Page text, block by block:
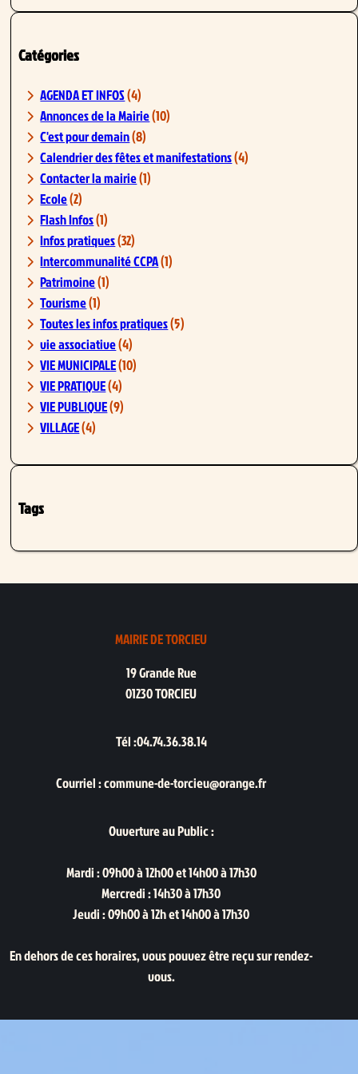
Catégories
AGENDA ET INFOS(4)
Annonces de la Mairie(10)
C'est pour demain(8)
Calendrier des fêtes et manifestations(4)
Contacter la mairie(1)
Ecole(2)
Flash Infos(1)
Infos pratiques(32)
Intercommunalité CCPA(1)
Patrimoine(1)
Tourisme(1)
Toutes les infos pratiques(5)
vie associative(4)
VIE MUNICIPALE(10)
VIE PRATIQUE(4)
VIE PUBLIQUE(9)
VILLAGE(4)
Tags
MAIRIE DE TORCIEU
19 Grande Rue
01230 TORCIEU
Tél :04.74.36.38.14
Courriel : commune-de-torcieu@orange.fr
Ouverture au Public :
Mardi : 09h00 à 12h00 et 14h00 à 17h30
Mercredi : 14h30 à 17h30
Jeudi : 09h00 à 12h et 14h00 à 17h30
En dehors de ces horaires, vous pouvez être reçu sur rendez-
vous.